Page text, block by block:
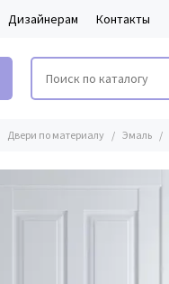
Дизайнерам Контакты
Двери по материалу Эмаль